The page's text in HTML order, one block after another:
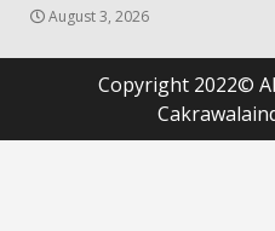
August 3, 2026
Copyright 2022©